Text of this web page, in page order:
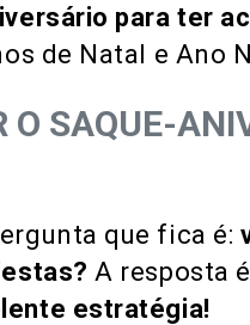
para ter
de Natal e Ano
SAQUE-
que fica é:
A resposta
estratégia!